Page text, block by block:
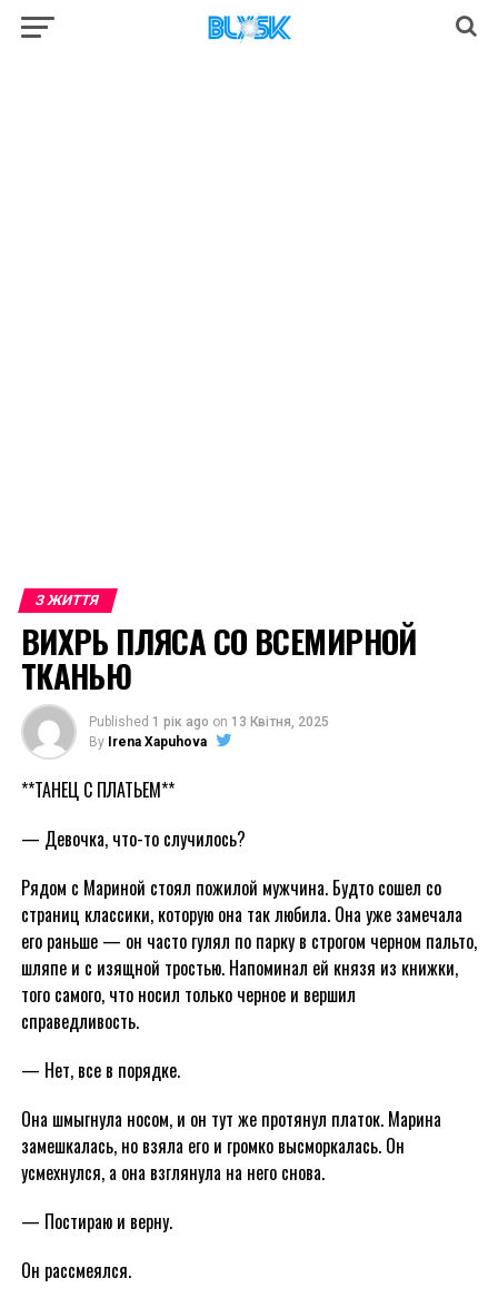
З ЖИТТЯ
ВИХРЬ ПЛЯСА СО ВСЕМИРНОЙ
ТКАНЬЮ
Published 1 рік ago on 13 Квітня, 2025
By Irena Xapuhova
**ТАНЕЦ С ПЛАТЬЕМ**
— Девочка, что-то случилось?
Рядом с Мариной стоял пожилой мужчина. Будто сошел со
страниц классики, которую она так любила. Она уже замечала
его раньше — он часто гулял по парку в строгом черном пальто,
шляпе и с изящной тростью. Напоминал ей князя из книжки,
того самого, что носил только черное и вершил
справедливость.
— Нет, все в порядке.
Она шмыгнула носом, и он тут же протянул платок. Марина
замешкалась, но взяла его и громко высморкалась. Он
усмехнулся, а она взглянула на него снова.
— Постираю и верну.
Он рассмеялся.